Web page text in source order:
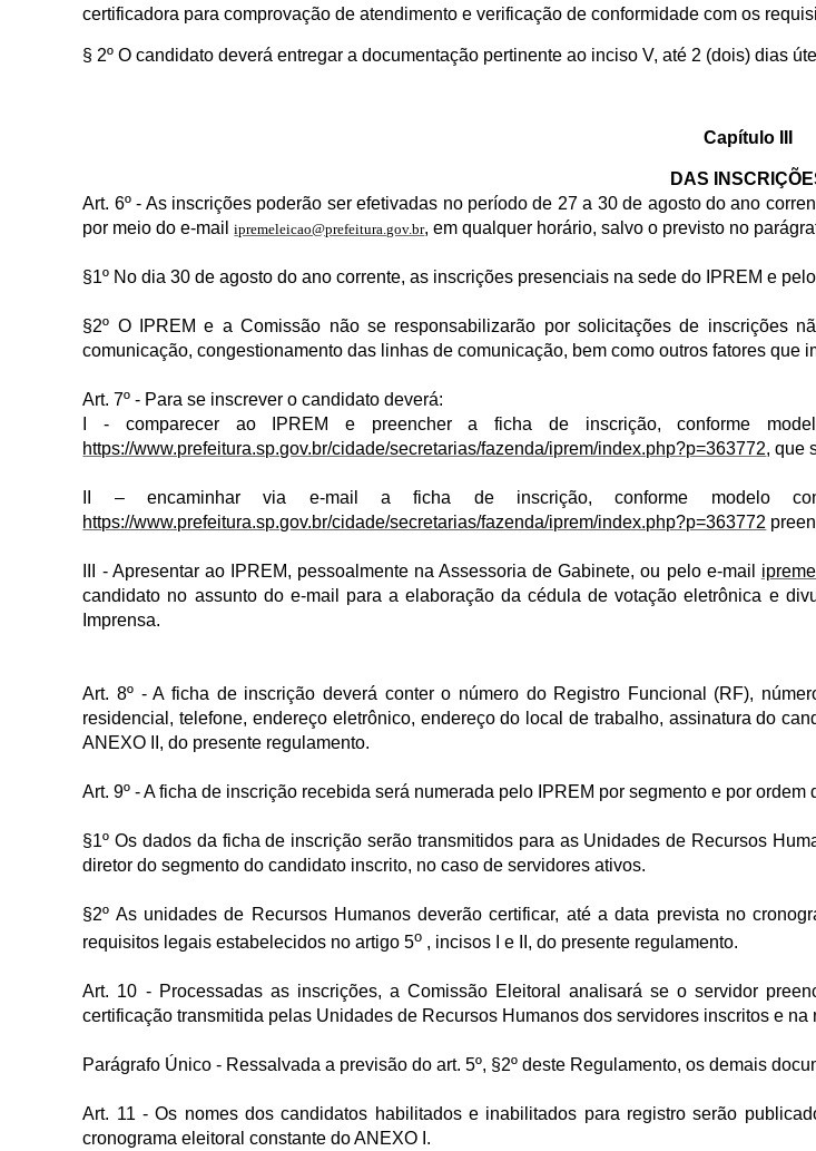
certificadora para comprovação de atendimento e verificação de conformidade com os
§ 2º O candidato deverá entregar a documentação pertinente ao inciso V, até 2 (dois) dias
Capítulo III
DAS
Art. 6º - As inscrições poderão ser efetivadas no período de 27 a 30 de agosto do ano
por meio do e-mailipremeleicao@prefeitura.gov.br, em qualquer horário, salvo o previsto no
§1º No dia 30 de agosto do ano corrente, as inscrições presenciais na sede do IPREM e
§2º O IPREM e a Comissão não se responsabilizarão por solicitações de inscrições
comunicação, congestionamento das linhas de comunicação, bem como outros fatores que
Art. 7º - Para se inscrever o candidato deverá:
I - comparecer ao IPREM e preencher a ficha de inscrição, conforme
https://www.prefeitura.sp.gov.br/cidade/secretarias/fazenda/iprem/index.php?p=363772, que
II – encaminhar via e-mail a ficha de inscrição, conforme modelo
https://www.prefeitura.sp.gov.br/cidade/secretarias/fazenda/iprem/index.php?p=363772
III - Apresentar ao IPREM, pessoalmente na Assessoria de Gabinete, ou pelo e-mail
candidato no assunto do e-mail para a elaboração da cédula de votação eletrônica e
Imprensa.
Art. 8º - A ficha de inscrição deverá conter o número do Registro Funcional (RF),
residencial, telefone, endereço eletrônico, endereço do local de trabalho, assinatura do
ANEXO II, do presente regulamento.
Art. 9º - A ficha de inscrição recebida será numerada pelo IPREM por segmento e por ordem
§1º Os dados da ficha de inscrição serão transmitidos para as Unidades de Recursos
diretor do segmento do candidato inscrito, no caso de servidores ativos.
§2º As unidades de Recursos Humanos deverão certificar, até a data prevista no
requisitos legais estabelecidos no artigo 5o , incisos I e II, do presente regulamento.
Art. 10 - Processadas as inscrições, a Comissão Eleitoral analisará se o servidor
certificação transmitida pelas Unidades de Recursos Humanos dos servidores inscritos e
Parágrafo Único - Ressalvada a previsão do art. 5º, §2º deste Regulamento, os demais
Art. 11 - Os nomes dos candidatos habilitados e inabilitados para registro serão
cronograma eleitoral constante do ANEXO I.